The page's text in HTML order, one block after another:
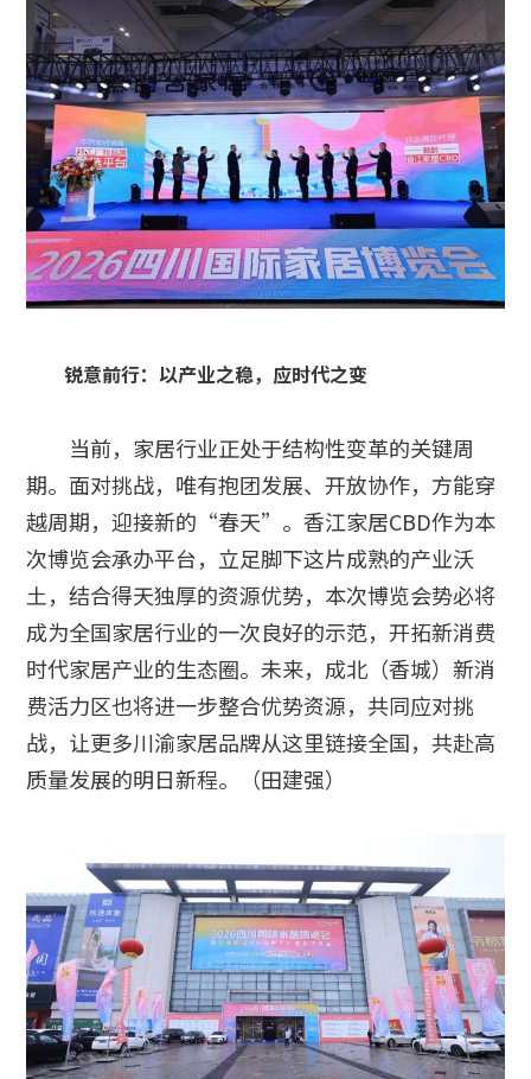
锐意前行：以产业之稳，应时代之变
当前，家居行业正处于结构性变革的关键周
期。面对挑战，唯有抱团发展、开放协作，方能穿
越周期，迎接新的“春天”。香江家居CBD作为本
次博览会承办平台，立足脚下这片成熟的产业沃
土，结合得天独厚的资源优势，本次博览会势必将
成为全国家居行业的一次良好的示范，开拓新消费
时代家居产业的生态圈。未来，成北（香城）新消
费活力区也将进一步整合优势资源，共同应对挑
战，让更多川渝家居品牌从这里链接全国，共赴高
质量发展的明日新程。（田建强）